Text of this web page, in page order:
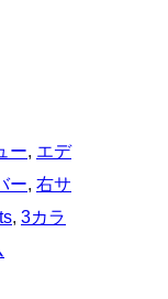
ー, エデ
ー, 右サ
, 3カラ